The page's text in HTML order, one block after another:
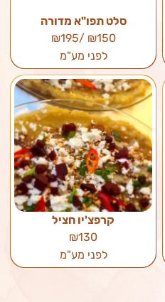
סלט תפו"א מדורה
₪150 /₪195
לפני מע"מ
קרפצ'יו חציל
₪130
לפני מע"מ